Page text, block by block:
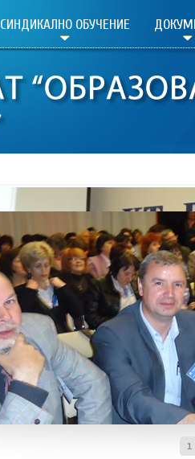
СИНДИКАЛНО ОБУЧЕНИЕ
1